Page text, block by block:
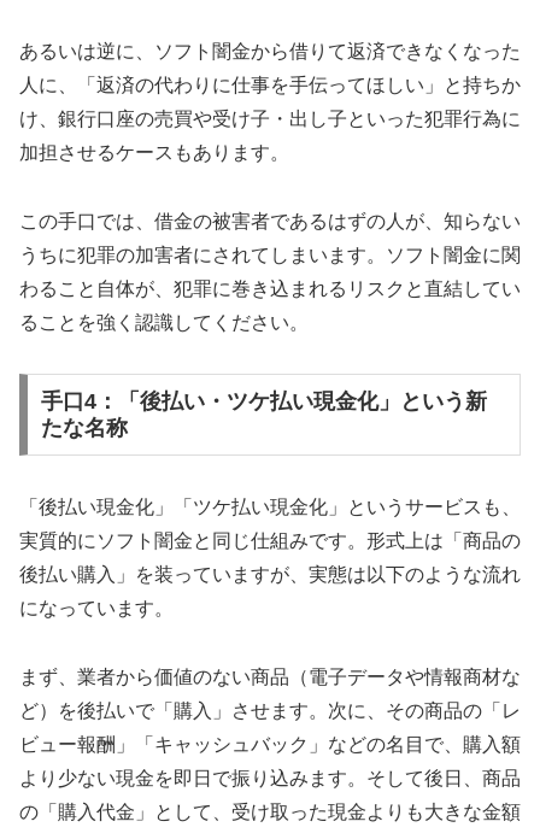
あるいは逆に、ソフト闇金から借りて返済できなくなった
人に、「返済の代わりに仕事を手伝ってほしい」と持ちか
け、銀行口座の売買や受け子・出し子といった犯罪行為に
加担させるケースもあります。
この手口では、借金の被害者であるはずの人が、知らない
うちに犯罪の加害者にされてしまいます。ソフト闇金に関
わること自体が、犯罪に巻き込まれるリスクと直結してい
ることを強く認識してください。
手口4：「後払い・ツケ払い現金化」という新
たな名称
「後払い現金化」「ツケ払い現金化」というサービスも、
実質的にソフト闇金と同じ仕組みです。形式上は「商品の
後払い購入」を装っていますが、実態は以下のような流れ
になっています。
まず、業者から価値のない商品（電子データや情報商材な
ど）を後払いで「購入」させます。次に、その商品の「レ
ビュー報酬」「キャッシュバック」などの名目で、購入額
より少ない現金を即日で振り込みます。そして後日、商品
の「購入代金」として、受け取った現金よりも大きな金額